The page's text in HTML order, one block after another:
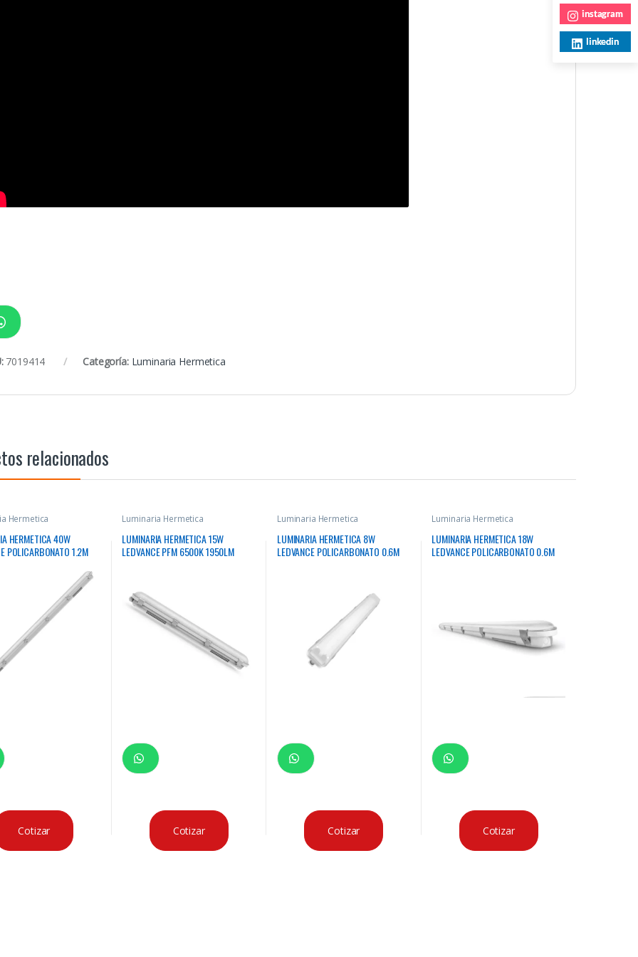
7019414 Categoría: Luminaria Hermetica
relacionados
Hermetica
HERMETICA 40W
POLICARBONATO 1.2M
Cotizar
Luminaria Hermetica
LUMINARIA HERMETICA 15W
LEDVANCE PFM 6500K 1950LM
Cotizar
Luminaria Hermetica
LUMINARIA HERMETICA 8W
LEDVANCE POLICARBONATO 0.6M
Cotizar
Luminaria Hermetica
LUMINARIA HERMETICA 18W
LEDVANCE POLICARBONATO 0.6M
Cotizar
instagram
linkedin